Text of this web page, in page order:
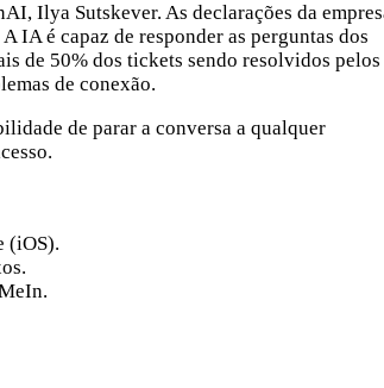
Ilya Sutskever. As declarações da
IA é capaz de responder as perguntas dos
de 50% dos tickets sendo resolvidos pelos
de conexão.
de parar a conversa a qualquer
(iOS).